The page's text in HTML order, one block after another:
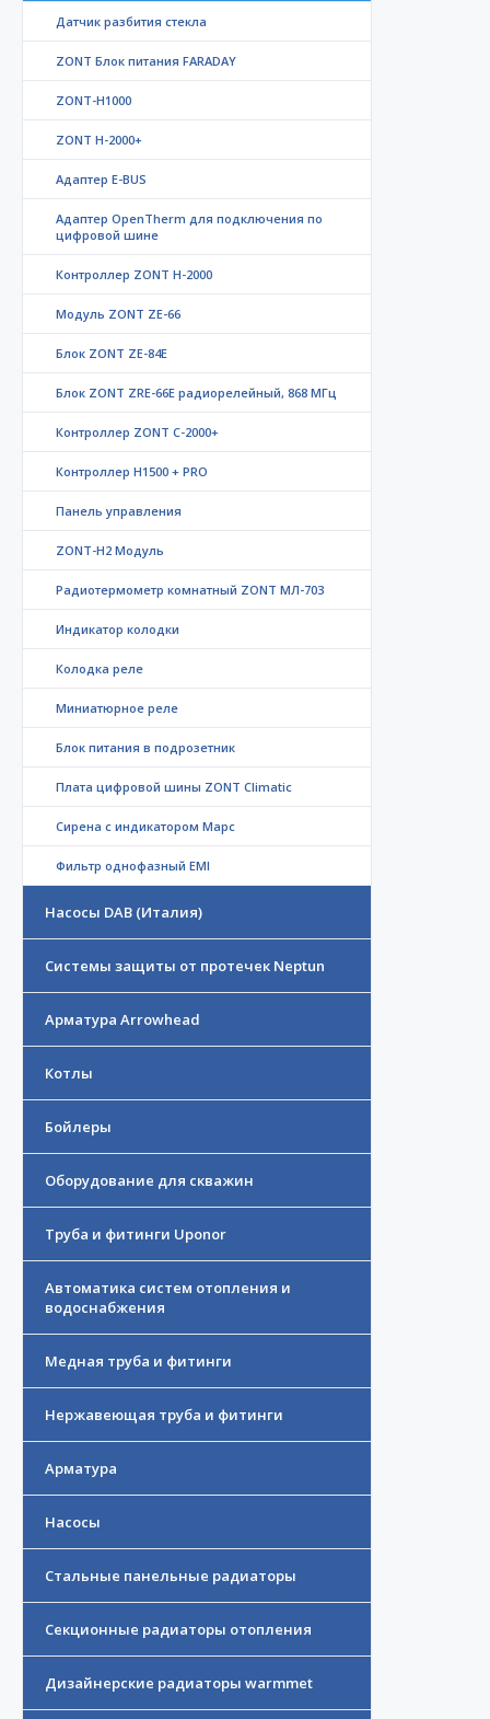
Датчик разбития стекла
ZONT Блок питания FARADAY
ZONT-H1000
ZONT H-2000+
Адаптер E-BUS
Адаптер OpenTherm для подключения по
цифровой шине
Контроллер ZONT H-2000
Модуль ZONT ZE-66
Блок ZONT ZE-84E
Блок ZONT ZRE-66E радиорелейный, 868 МГц
Контроллер ZONT C-2000+
Контроллер Н1500 + PRO
Панель управления
ZONT-H2 Модуль
Радиотермометр комнатный ZONT МЛ-703
Индикатор колодки
Колодка реле
Миниатюрное реле
Блок питания в подрозетник
Плата цифровой шины ZONT Climatic
Сирена с индикатором Марс
Фильтр однофазный EMI
Насосы DAB (Италия)
Системы защиты от протечек Neptun
Арматура Arrowhead
Котлы
Бойлеры
Оборудование для скважин
Труба и фитинги Uponor
Автоматика систем отопления и
водоснабжения
Медная труба и фитинги
Нержавеющая труба и фитинги
Арматура
Насосы
Стальные панельные радиаторы
Секционные радиаторы отопления
Дизайнерские радиаторы warmmet